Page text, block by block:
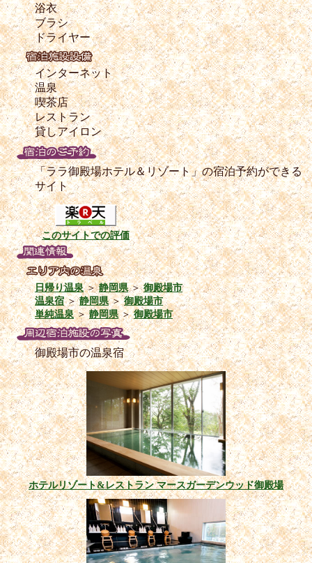
浴衣
ブラシ
ドライヤー
インターネット
温泉
喫茶店
レストラン
貸しアイロン
「ララ御殿場ホテル＆リゾート」の宿泊予約ができる
サイト
このサイトでの評価
日帰り温泉＞静岡県＞御殿場市
温泉宿＞静岡県＞御殿場市
単純温泉＞静岡県＞御殿場市
御殿場市の温泉宿
ホテルリゾート&レストラン マースガーデンウッド御殿場